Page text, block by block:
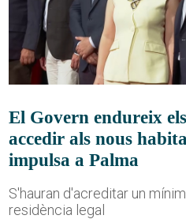
El Govern endureix
accedir als nous
impulsa a Palma
S'hauran d'acreditar un
residència legal